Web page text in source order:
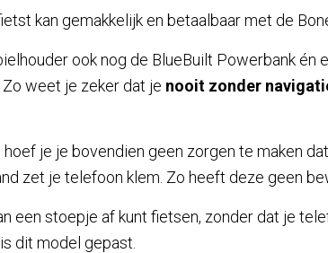
kan gemakkelijk en betaalbaar met de
ook nog de BlueBuilt Powerbank én
weet je zeker dat je nooit zonder
je je bovendien geen zorgen te maken
zet je telefoon klem. Zo heeft deze geen
een stoepje af kunt fietsen, zonder dat je
is dit model gepast.